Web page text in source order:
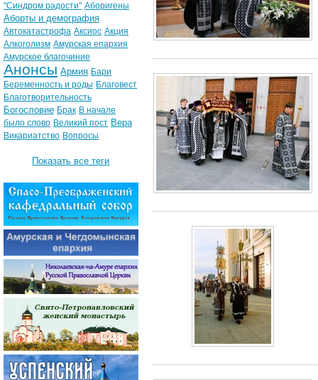
"Синдром радости" Аборигены
Аборты и демография
Автокатастрофа Аксиос Акция
Алкоголизм Амурская епархия
Амурское благочиние
Анонсы Армия Бари
Беременность и роды Благовест
Благотворительность
Богословие Брак В начале
было слово Великий пост Вера
Викариатство Вопросы
Показать все теги